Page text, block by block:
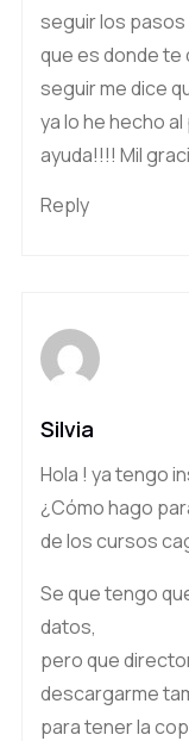
seguir los
que es donde te
seguir me dice
ya lo he hecho
ayuda!!!! Mil
Reply
Silvia
Hola ! ya tengo
¿Cómo hago
de los cursos
Se que tengo
datos,
pero que
descargarme
para tener la